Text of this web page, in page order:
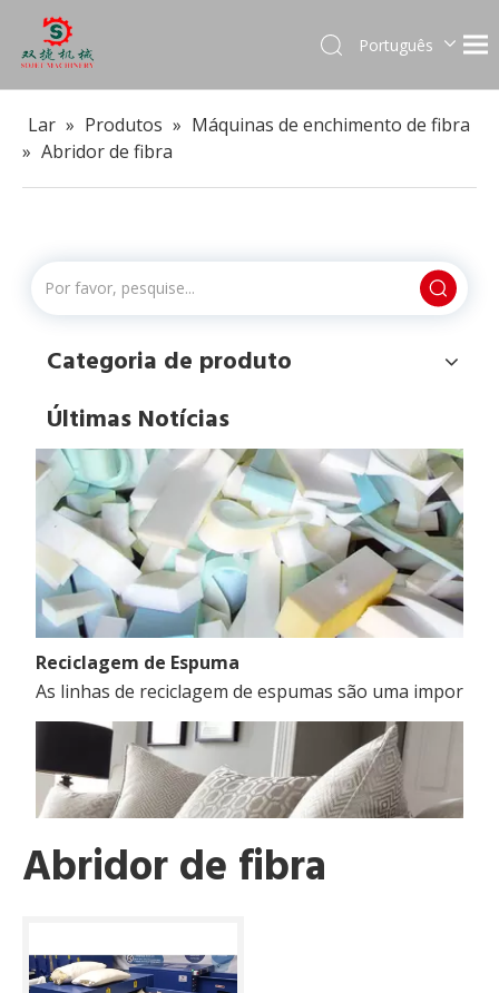
Português
Lar » Produtos » Máquinas de enchimento de fibra
» Abridor de fibra
Categoria de produto
Últimas Notícias
As máquinas trituradoras de espuma são
Reciclagem de Espuma
As linhas de reciclagem de espumas são uma
Abridor de fibra